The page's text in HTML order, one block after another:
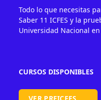
Todo lo que necesitas
Saber 11 ICFES y la
Universidad Nacional
CURSOS DISPONIBLES